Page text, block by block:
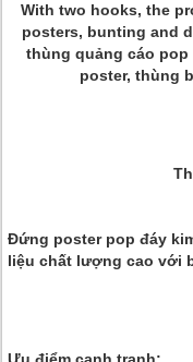
With two hooks, the
posters, bunting and
thùng quảng cáo
poster, thùng
Đứng poster pop đáy
liệu chất lượng cao với